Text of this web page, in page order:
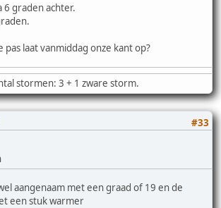
6 graden achter.
laat vanmiddag onze kant op?
stormen: 3 + 1 zware storm.
#33
aangenaam met een graad of 19 en de
een stuk warmer